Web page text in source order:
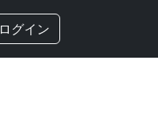
ログイン